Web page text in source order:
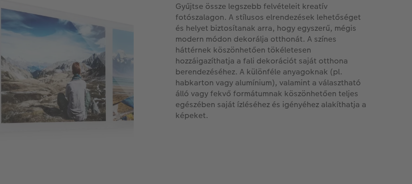
Gyűjtse össze legszebb felvételeit kreatív
fotószalagon. A stílusos elrendezések lehetőséget
és helyet biztosítanak arra, hogy egyszerű, mégis
modern módon dekorálja otthonát. A színes
háttérnek köszönhetően tökéletesen
hozzáigazíthatja a fali dekorációt saját otthona
berendezéséhez. A különféle anyagoknak (pl.
habkarton vagy alumínium), valamint a választható
álló vagy fekvő formátumnak köszönhetően teljes
egészében saját ízléséhez és igényéhez alakíthatja a
képeket.